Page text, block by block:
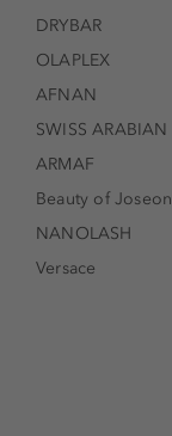
DRYBAR
OLAPLEX
AFNAN
SWISS ARABIAN
ARMAF
Beauty of Joseon
NANOLASH
Versace